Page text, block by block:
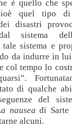
è quello che
cioè quel tipo
disastri
sistema
sistema e
da indurre in
col tempo lo
di qualche
del
nausea di
alcuni.